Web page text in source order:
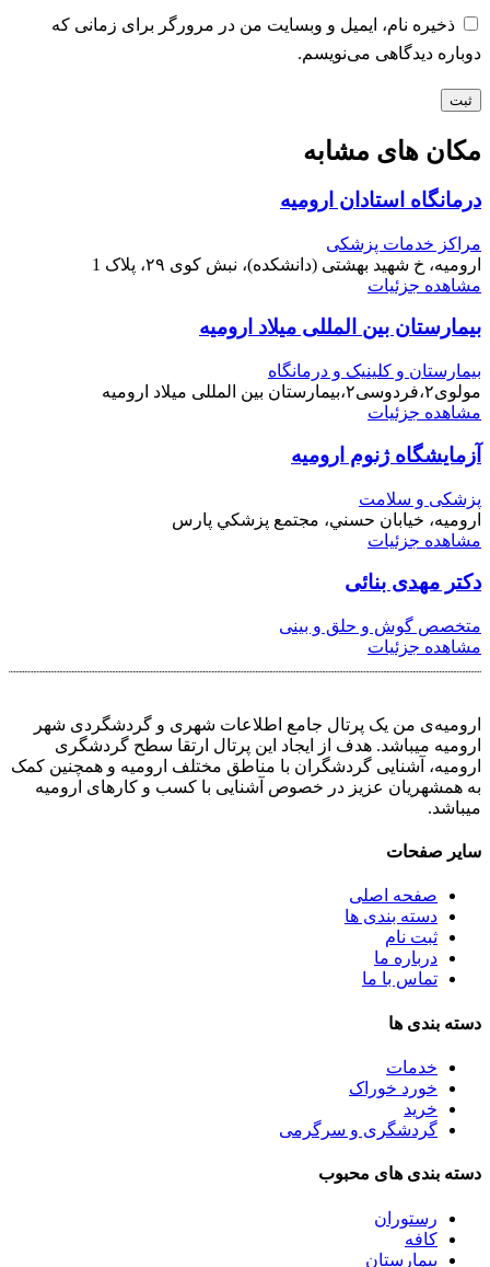
ذخیره نام، ایمیل و وبسایت من در مرورگر برای زمانی که
دوباره دیدگاهی می‌نویسم.
ثبت
مکان های مشابه
درمانگاه استادان ارومیه
مراکز خدمات پزشکی
ارومیه، خ شهید بهشتی (دانشکده)، نبش کوی ۲۹، پلاک 1
مشاهده جزئیات
بیمارستان بین المللی میلاد ارومیه
بیمارستان و کلینیک و درمانگاه
مولوی۲،فردوسی۲،بیمارستان بین المللی میلاد ارومیه
مشاهده جزئیات
آزمایشگاه ژنوم ارومیه
پزشکی و سلامت
اروميه، خيابان حسني، مجتمع پزشکي پارس
مشاهده جزئیات
دکتر مهدی بنائی
متخصص گوش و حلق و بینی
مشاهده جزئیات
ارومیه‌ی من یک پرتال جامع اطلاعات شهری و گردشگردی شهر
ارومیه میباشد. هدف از ایجاد این پرتال ارتقا سطح گردشگری
ارومیه، آشنایی گردشگران با مناطق مختلف ارومیه و همچنین کمک
به همشهریان عزیز در خصوص آشنایی با کسب و کارهای ارومیه
میباشد.
سایر صفحات
صفحه اصلی
دسته بندی ها
ثبت نام
درباره ما
تماس با ما
دسته بندی ها
خدمات
خورد خوراک
خرید
گردشگری و سرگرمی
دسته بندی های محبوب
رستوران
کافه
بیمارستان